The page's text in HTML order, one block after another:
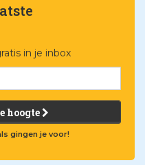
in je inbox
hoogte
gingen je voor!